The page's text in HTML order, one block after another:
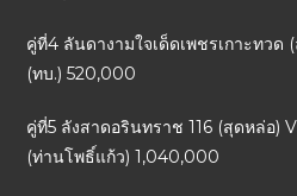
คู่ที่4 ลันดางามใจเด็ดเพชรเกาะทวด
(ทบ.) 520,000
คู่ที่5 ลังสาดอรินทราช 116 (สุดหล่อ)
(ท่านโพธิ์แก้ว) 1,040,000